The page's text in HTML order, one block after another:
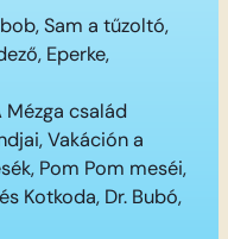
Sam a tűzoltó,
Eperke,
Mézga család
Vakáción a
Pom Pom meséi,
Kotkoda, Dr. Bubó,